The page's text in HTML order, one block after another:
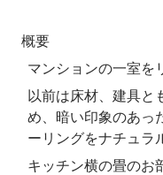
概要
マンションの一室を
以前は床材、建具と
め、暗い印象のあっ
ーリングをナチュラ
キッチン横の畳のお